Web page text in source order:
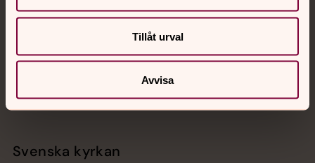
Tillåt urval
Avvisa
med en präst på kvällar och nätter.
Digitalt brev
Svenska kyrkan